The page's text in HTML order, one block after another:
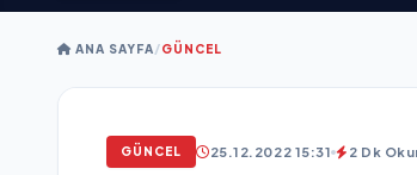
ANA SAYFA/GÜNCEL
GÜNCEL 25.12.2022 15:31 2 Dk